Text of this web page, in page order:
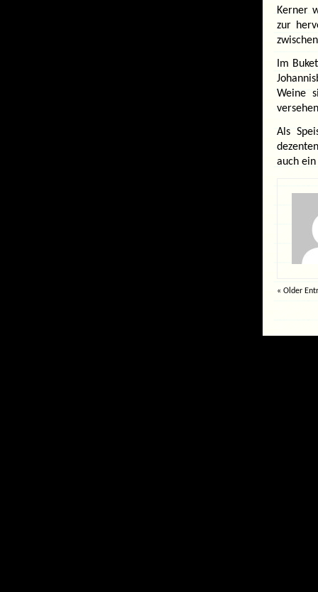
Kerner
zur
Im
Weine
Als
auch
« Older